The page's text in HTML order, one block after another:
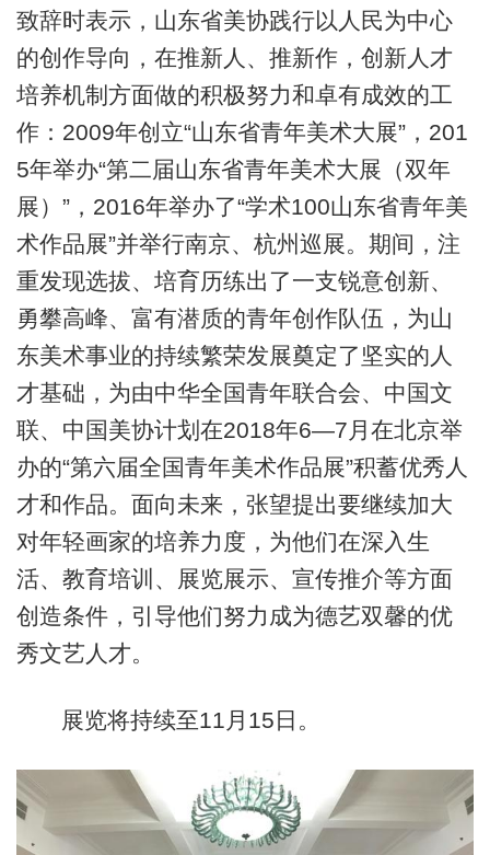
致辞时表示，山东省美协践行以人民为中心
的创作导向，在推新人、推新作，创新人才
培养机制方面做的积极努力和卓有成效的工
作：2009年创立“山东省青年美术大展”，201
5年举办“第二届山东省青年美术大展（双年
展）”，2016年举办了“学术100山东省青年美
术作品展”并举行南京、杭州巡展。期间，注
重发现选拔、培育历练出了一支锐意创新、
勇攀高峰、富有潜质的青年创作队伍，为山
东美术事业的持续繁荣发展奠定了坚实的人
才基础，为由中华全国青年联合会、中国文
联、中国美协计划在2018年6—7月在北京举
办的“第六届全国青年美术作品展”积蓄优秀人
才和作品。面向未来，张望提出要继续加大
对年轻画家的培养力度，为他们在深入生
活、教育培训、展览展示、宣传推介等方面
创造条件，引导他们努力成为德艺双馨的优
秀文艺人才。
展览将持续至11月15日。